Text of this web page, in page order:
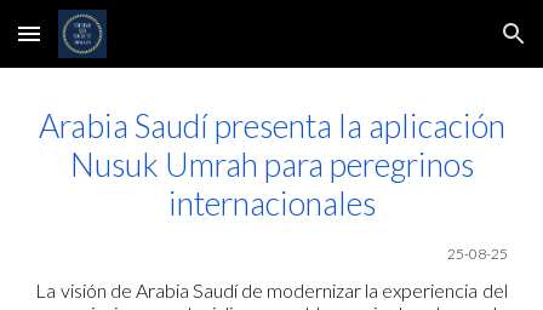
Skip to main content Skip to navigation
Arabia Saudí presenta la aplicación
Nusuk Umrah para peregrinos
internacionales
25-08-25
La visión de Arabia Saudí de modernizar la experiencia del